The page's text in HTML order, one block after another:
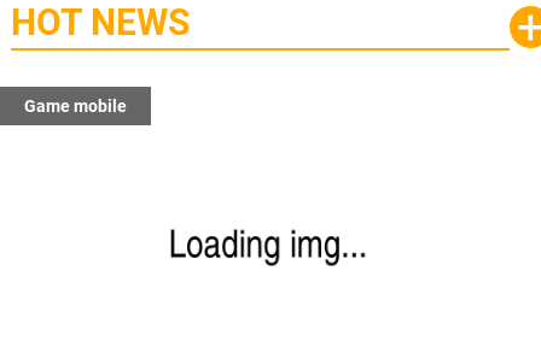
HOT NEWS
Game mobile